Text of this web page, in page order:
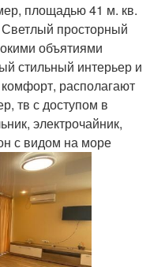
площадью 41 м. кв.
просторный
объятиями
стильный интерьер и
располагают
тв с доступом в
электрочайник,
с видом на море